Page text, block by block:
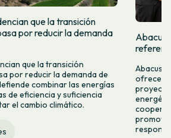
que la transición
por reducir la demanda
que la transición
por reducir la demanda de
combinar las energías
de eficiencia y suficiencia
el cambio climático.
Abacus
Abacus
ofrecer